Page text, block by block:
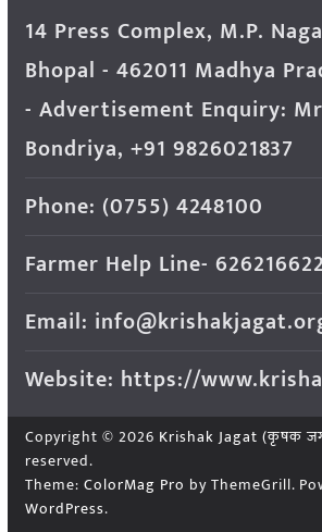
14 Press Complex, M.P.
Bhopal - 462011 Madhya
- Advertisement Enquiry:
Bondriya, +91 9826021837
Phone: (0755) 4248100
Farmer Help Line-
Email:
Website: https://
Copyright © 2026 Krishak Jagat (कृषक
reserved.
Theme: ColorMag Pro by ThemeGrill.
WordPress.